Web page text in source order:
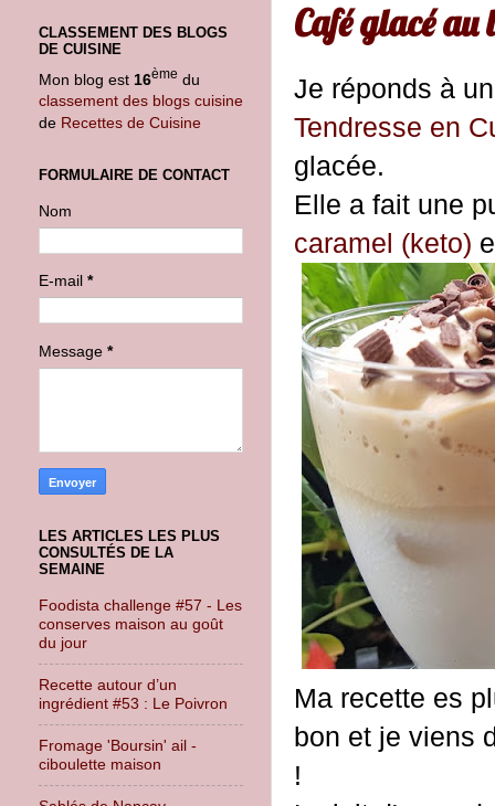
Café glacé
Je réponds à
Tendresse en
glacée.
Elle a fait une
caramel (keto)
Ma recette es
bon et je viens
!
CLASSEMENT DES BLOGS
DE CUISINE
Mon blog est 16ème du
classement des blogs cuisine
de Recettes de Cuisine
FORMULAIRE DE CONTACT
Nom
E-mail *
Message *
LES ARTICLES LES PLUS
CONSULTÉS DE LA
SEMAINE
Foodista challenge #57 - Les
conserves maison au goût
du jour
Recette autour d’un
ingrédient #53 : Le Poivron
Fromage 'Boursin' ail -
ciboulette maison